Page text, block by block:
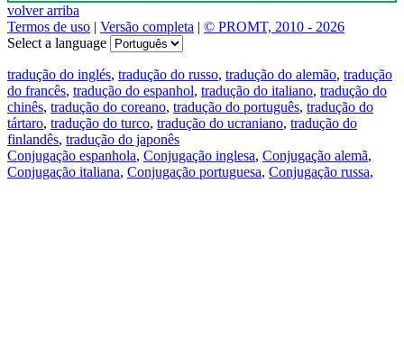
volver arriba
Termos de uso | Versão completa | © PROMT, 2010 - 2026
Select a language
tradução do inglés, tradução do russo, tradução do alemão, tradução
do francês, tradução do espanhol, tradução do italiano, tradução do
chinês, tradução do coreano, tradução do português, tradução do
tártaro, tradução do turco, tradução do ucraniano, tradução do
finlandês, tradução do japonês
Conjugação espanhola, Conjugação inglesa, Conjugação alemã,
Conjugação italiana, Conjugação portuguesa, Conjugação russa,